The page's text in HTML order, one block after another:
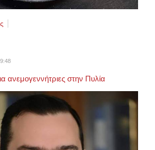
ανεμογεννήτριες στην Πυλία